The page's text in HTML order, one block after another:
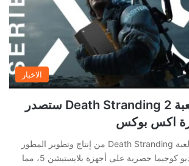
الاخبار
يبدو أن لعبة Death Stranding 2 ستصدر
اكس بوكس
لطالما كانت لعبة Death Stranding من إنتاج وتطوير المطور
المخضرم هيديو كوجيما حصرية على أجهزة بلايستيشن 5، مما